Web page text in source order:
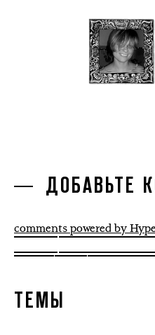
ДОБАВЬТЕ
comments powered by
ТЕМЫ